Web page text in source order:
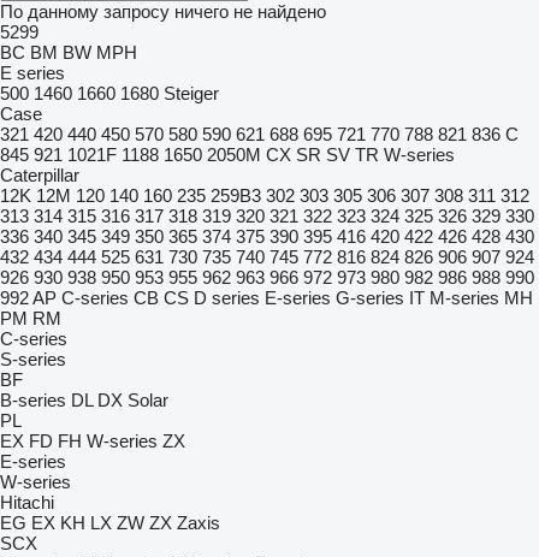
По данному запросу ничего не найдено
5299
BC BM BW MPH
E series
500 1460 1660 1680 Steiger
Case
321 420 440 450 570 580 590 621 688 695 721 770 788 821 836 C
845 921 1021F 1188 1650 2050M CX SR SV TR W-series
Caterpillar
12K 12M 120 140 160 235 259B3 302 303 305 306 307 308 311 312
313 314 315 316 317 318 319 320 321 322 323 324 325 326 329 330
336 340 345 349 350 365 374 375 390 395 416 420 422 426 428 430
432 434 444 525 631 730 735 740 745 772 816 824 826 906 907 924
926 930 938 950 953 955 962 963 966 972 973 980 982 986 988 990
992AP C-series CB CS D series E-series G-series IT M-series MH
PM RM
C-series
S-series
BF
B-series DL DX Solar
PL
EX FD FH W-series ZX
E-series
W-series
Hitachi
EG EX KH LX ZW ZX Zaxis
SCX